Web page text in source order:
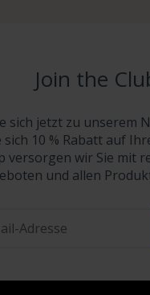
Join the
sich jetzt zu unserem
sich 10 % Rabatt auf
versorgen wir Sie mit
und allen